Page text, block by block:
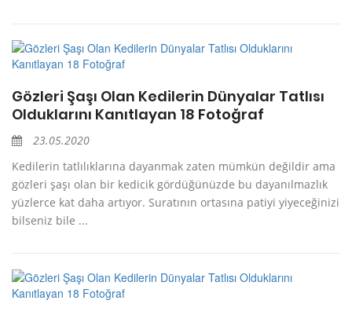
Gözleri Şaşı Olan Kedilerin Dünyalar Tatlısı
Olduklarını Kanıtlayan 18 Fotoğraf
23.05.2020
Kedilerin tatlılıklarına dayanmak zaten mümkün değildir ama
gözleri şaşı olan bir kedicik gördüğünüzde bu dayanılmazlık
yüzlerce kat daha artıyor. Suratının ortasına patiyi yiyeceğinizi
bilseniz bile ...